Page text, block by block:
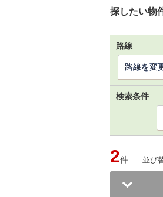
探したい物
路線
路線を変
検索条件
2件 並び